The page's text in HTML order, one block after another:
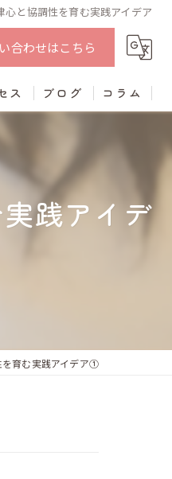
と協調性を育む実践アイデア
合わせはこちら
ス ブログ コラム
践アイデ
を育む実践アイデア①